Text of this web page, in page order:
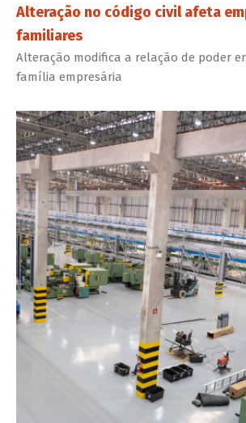
Alteração no código civil afeta
familiares
Alteração modifica a relação de poder
família empresária